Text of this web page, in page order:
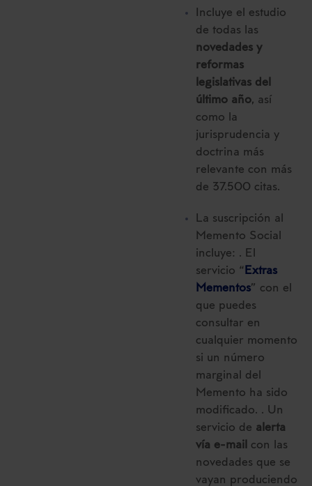
Incluye el estudio
de todas las
novedades y
reformas
legislativas del
último año, así
como la
jurisprudencia y
doctrina más
relevante con más
de 37.500 citas.
La suscripción al
Memento Social
incluye: . El
servicio “Extras
Mementos” con el
que puedes
consultar en
cualquier momento
si un número
marginal del
Memento ha sido
modificado. . Un
servicio de alerta
vía e-mail con las
novedades que se
vayan produciendo